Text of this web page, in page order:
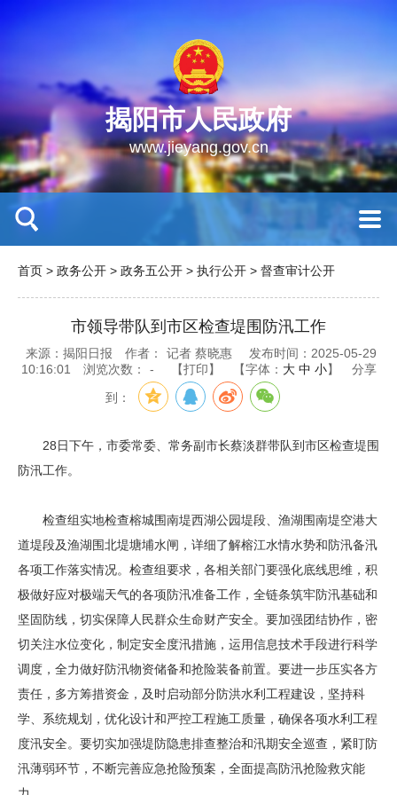
揭阳市人民政府
www.jieyang.gov.cn
首页 > 政务公开 > 政务五公开 > 执行公开 > 督查审计公开
市领导带队到市区检查堤围防汛工作
来源：揭阳日报 作者： 记者 蔡晓惠
发布时间：2025-05-29
10:16:01
浏览次数： - 【打印】 【字体： 大 中 小】 分享
到：
28日下午，市委常委、常务副市长蔡淡群带队到市区检查堤围
防汛工作。
检查组实地检查榕城围南堤西湖公园堤段、渔湖围南堤空港大
道堤段及渔湖围北堤塘埔水闸，详细了解榕江水情水势和防汛备汛
各项工作落实情况。检查组要求，各相关部门要强化底线思维，积
极做好应对极端天气的各项防汛准备工作，全链条筑牢防汛基础和
坚固防线，切实保障人民群众生命财产安全。要加强团结协作，密
切关注水位变化，制定安全度汛措施，运用信息技术手段进行科学
调度，全力做好防汛物资储备和抢险装备前置。要进一步压实各方
责任，多方筹措资金，及时启动部分防洪水利工程建设，坚持科
学、系统规划，优化设计和严控工程施工质量，确保各项水利工程
度汛安全。要切实加强堤防隐患排查整治和汛期安全巡查，紧盯防
汛薄弱环节，不断完善应急抢险预案，全面提高防汛抢险救灾能